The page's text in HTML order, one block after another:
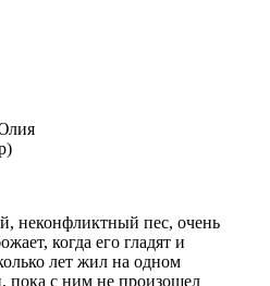
пес, очень
когда его гладят и
лет жил на одном
пока с ним не произошел